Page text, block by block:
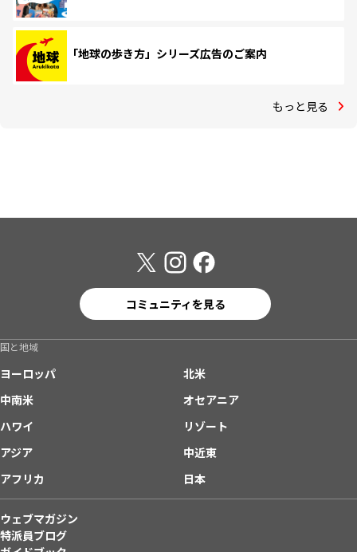
「地球の歩き方」シリーズ広告のご案内
もっと見る
コミュニティを見る
国と地域
ヨーロッパ
北米
中南米
オセアニア
ハワイ
リゾート
アジア
中近東
アフリカ
日本
ウェブマガジン
特派員ブログ